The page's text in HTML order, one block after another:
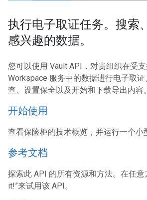
执行电子取证任务。搜索
感兴趣的数据。
您可以使用 Vault API，对贵组织在受
Workspace 服务中的数据进行电子取
查、设置保全以及开始和下载导出内容。
开始使用
查看保险柜的技术概览，并运行一个小
参考文档
探索此 API 的所有资源和方法。在任意
it!”来试用该 API。